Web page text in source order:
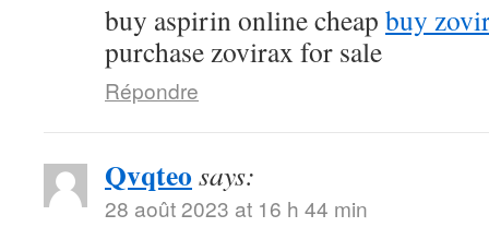
buy aspirin online cheap buy
purchase zovirax for sale
Répondre
Qvqteo says:
28 août 2023 at 16 h 44 min